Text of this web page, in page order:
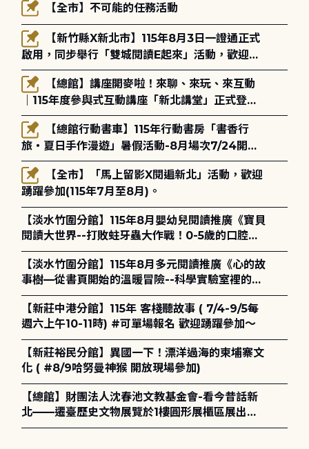
【全市】不可能的任務活動
啟用，同步舉行「雙城閱讀E起來」活動，歡迎踴
躍參加(115年8月3日至10月4日)。
｜115年度參與式互動講座「新北講堂」正式登
場！
旅・夏日手作漫遊」暑假活動-8月場次7/24開始
報名
踴躍參加(115年7月至8月)。
【淡水竹圍分館】115年8月嬰幼兒閱讀推廣《寶貝
閱讀大世界--打敗蛀牙蟲大作戰！0-5歲的口腔照
護全攻略》
【淡水竹圍分館】115年8月多元閱讀推廣《心的故
事樹—從書頁開始的溫暖冒險--科學實驗室裡的放
電章魚》
【新莊中港分館】115年 客棧聽故事 ( 7/4-9/5每
週六上午10-11時) #可單場報名 歡迎踴躍參加～
【新莊裕民分館】異國一下！漂洋過海的柬埔寨文
化 ( #8/9哈努曼神猴 開放現場參加)
【總館】財團法人沈春池文教基金會-看今昔話新
北——遷臺歷史文物展覽於1樓圓形展櫃區展出，
歡迎一同觀展！